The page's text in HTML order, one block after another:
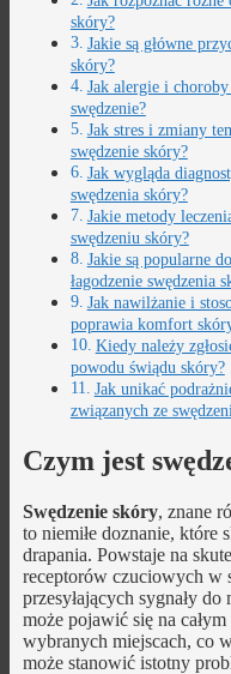
skóry?
Jakie są główne
skóry?
Jak alergie i
swędzenie?
Jak stres i zmiany
swędzenie skóry?
Jak wygląda
swędzenia skóry?
Jakie metody
swędzeniu skóry?
Jakie są popularne
łagodzenie swędzenia
Jak nawilżanie i
poprawia komfort
Kiedy należy
powodu świądu skóry?
Jak unikać
związanych ze
Czym jest
Swędzenie skóry, znane
to niemiłe doznanie, które
drapania. Powstaje na
receptorów czuciowych w
przesyłających sygnały
może pojawić się na
wybranych miejscach, co
może stanowić istotny